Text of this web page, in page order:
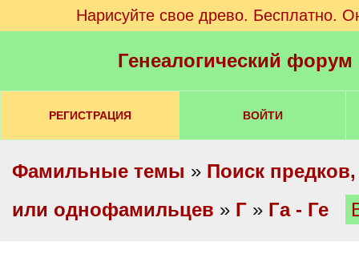
Нарисуйте свое древо. Бесплатно.
Генеалогический
РЕГИСТРАЦИЯ ВОЙТИ
Фамильные темы » Поиск
или однофамильцев » Г » Га - Ге